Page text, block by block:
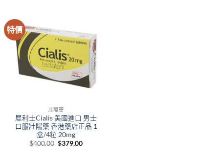
特價
壯陽藥
犀利士Cialis 美國進口 男士
口服壯陽藥 香港藥店正品 1
盒/4粒 20mg
$400.00 Original
$379.00Current